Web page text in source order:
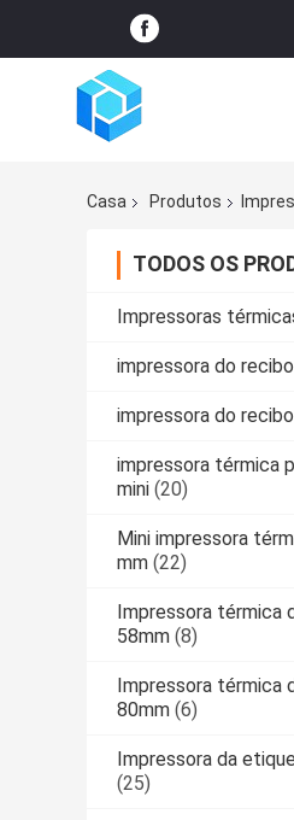
Casa Produtos
TODOS OS
Impressoras
impressora do
impressora do
impressora térmica
mini (20)
Mini impressora
mm (22)
Impressora térmica
58mm (8)
Impressora térmica
80mm (6)
Impressora da
(25)